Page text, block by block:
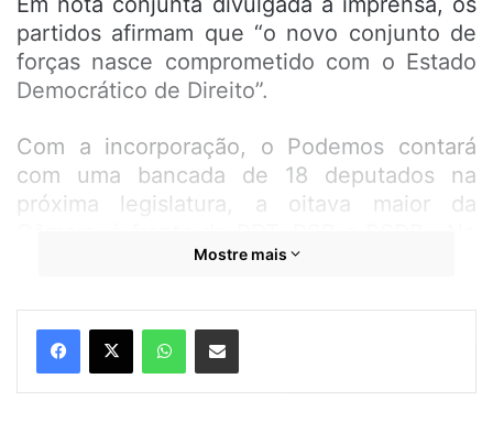
partidos afirmam que “o novo conjunto de
forças nasce comprometido com o Estado
Democrático de Direito”.
Com a incorporação, o Podemos contará
com uma bancada de 18 deputados na
próxima legislatura, a oitava maior da
Senado, a bancada será de sete
estaduais, 198 prefeitos e 3.045 vereadores
em todo o País.
Mostre mais